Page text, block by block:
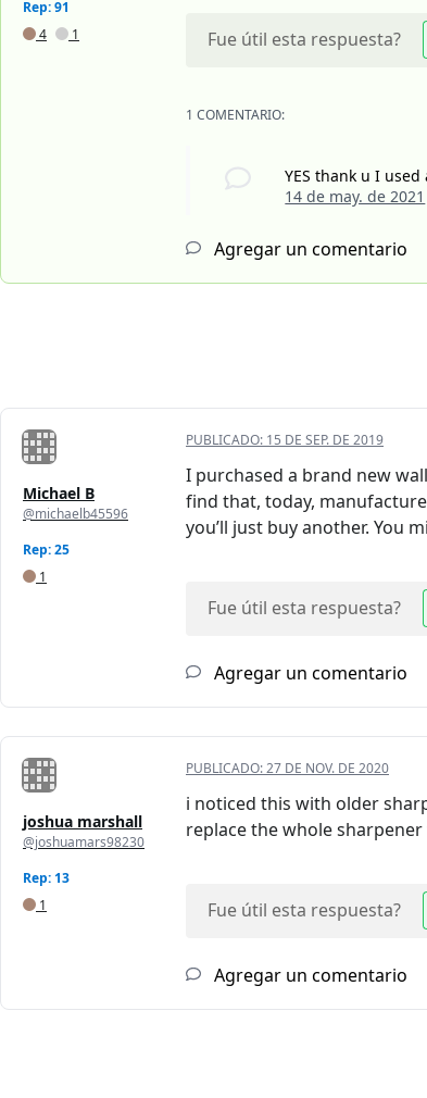
Rep: 91
4
1 Fue útil esta respuesta?
1 COMENTARIO:
YES thank u I
14 de may. de 2021
Agregar un comentario
Michael B
@michaelb45596
Rep: 25
1
PUBLICADO: 15 DE SEP. DE 2019
I purchased a brand new
find that, today,
you’ll just buy another. You
Fue útil esta respuesta?
Agregar un comentario
joshua marshall
@joshuamars98230
Rep: 13
1
PUBLICADO:27 DE NOV. DE 2020
i noticed this with older
replace the whole
Fue útil esta respuesta?
Agregar un comentario